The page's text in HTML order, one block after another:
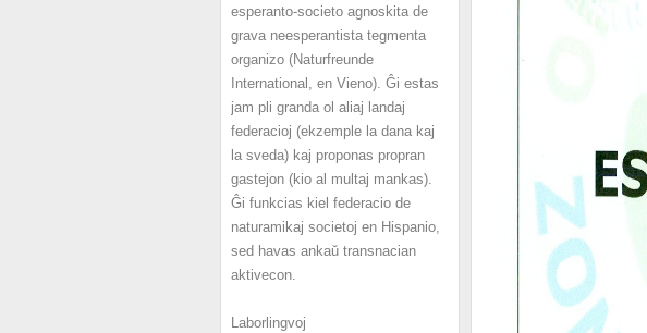
esperanto-societo agnoskita de
grava neesperantista tegmenta
organizo (Naturfreunde
International, en Vieno). Ĝi estas
jam pli granda ol aliaj landaj
federacioj (ekzemple la dana kaj
la sveda) kaj proponas propran
gastejon (kio al multaj mankas).
Ĝi funkcias kiel federacio de
naturamikaj societoj en Hispanio,
sed havas ankaŭ transnacian
aktivecon.
Laborlingvoj